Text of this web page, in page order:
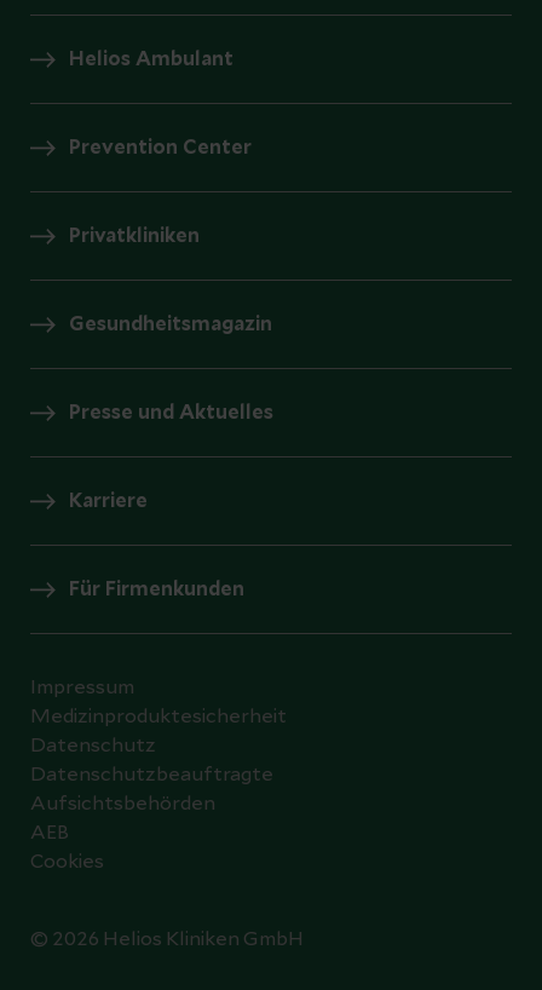
Helios Ambulant
Prevention Center
Privatkliniken
Gesundheitsmagazin
Presse und Aktuelles
Karriere
Für Firmenkunden
© 2026 Helios Kliniken GmbH
Impressum
Medizinproduktesicherheit
Datenschutz
Datenschutzbeauftragte
Aufsichtsbehörden
AEB
Cookies